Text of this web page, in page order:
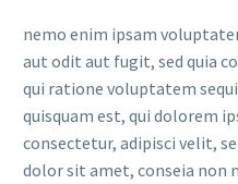
nemo enim ipsam
aut odit aut fugit, sed quia
qui ratione voluptatem
quisquam est, qui dolorem
consectetur, adipisci velit,
dolor sit amet, conseia non